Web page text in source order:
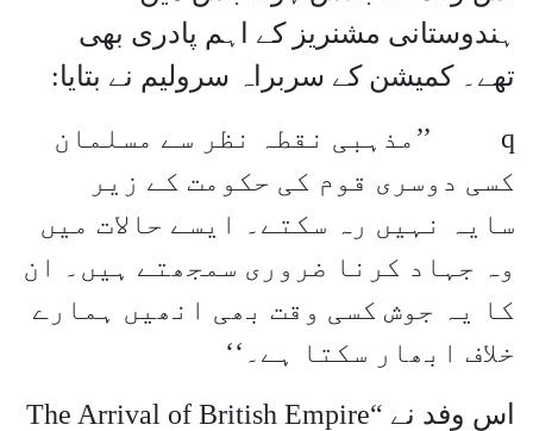
ہندوستانی مشنریز کے اہم پادری بھی
تھے۔ کمیشن کے سربراہ سرولیم نے بتایا:
q ’’مذہبی نقطہ نظر سے مسلمان
کسی دوسری قوم کی حکومت کے زیر
سایہ نہیں رہ سکتے۔ ایسے حالات میں
وہ جہاد کرنا ضروری سمجھتے ہیں۔ ان
کا یہ جوش کسی وقت بھی انھیں ہمارے
خلاف ابھار سکتا ہے۔‘‘
اس وفد نے “The Arrival of British Empire